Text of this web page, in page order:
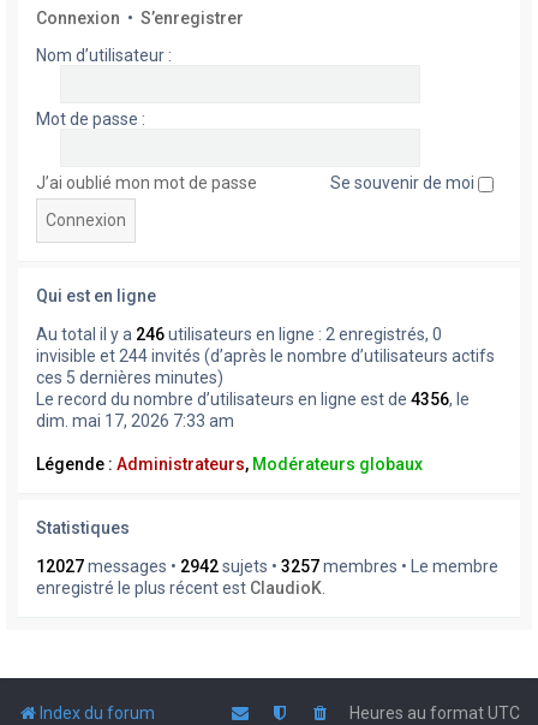
Connexion • S’enregistrer
Nom d’utilisateur :
Mot de passe :
J’ai oublié mon mot de passe Se souvenir de moi
Qui est en ligne
Au total il y a 246utilisateurs en ligne : 2 enregistrés, 0
invisible et 244 invités (d’après le nombre d’utilisateurs actifs
ces 5 dernières minutes)
Le record du nombre d’utilisateurs en ligne est de 4356, le
dim. mai 17, 2026 7:33 am
Légende : Administrateurs, Modérateurs globaux
Statistiques
12027messages • 2942sujets • 3257membres • Le membre
enregistré le plus récent est ClaudioK
Index du forum Heures au formatUTC